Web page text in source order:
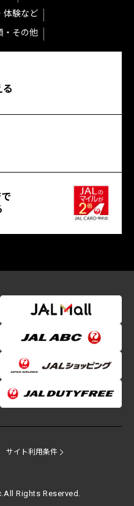
体験など
・その他
る
サイト利用条件
Rights Reserved.